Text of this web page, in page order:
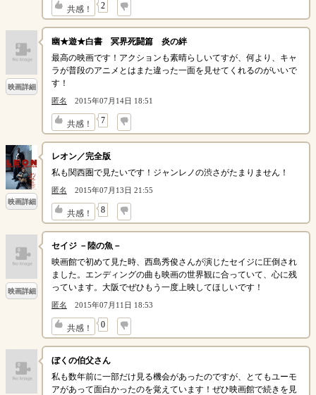
共感！ 2
↓
映画詳細
幽★遊★白書 冥界死闘篇 炎の絆
最高の映画です！アクションも素晴らしいてすが、何より、キャ
ラが普段のアニメとはまた違った一面を見せてくれるのがいいで
す！
匿名 2015年07月14日 18:51
共感！ 7
↓
映画詳細
レオン／完全版
私も関西圏で見たいです！ジャンレノの渋さがたまりません！
匿名 2015年07月13日 21:55
共感！ 8
↓
映画詳細
セイジ －陸の魚－
映画館で初めて見た時、西島秀俊さんが演じたセイジに圧倒され
ました。エンディングの曲も映画の世界観に合っていて、心に残
っています。大阪でぜひもう一度上映してほしいです！
匿名 2015年07月11日 18:53
共感！ 0
↓
ぼくの伯父さん
私も数年前に一部だけ見る機会があったのですが、とてもユーモ
アがあって面白かったのを覚えています！ぜひ映画館で続きを見